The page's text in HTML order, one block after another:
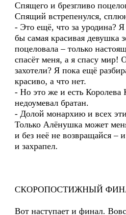
Спящего и брезгливо
Спящий встрепенулся,
- Это ещё, что за уродина?
бы самая красивая девушка
поцеловала – только
спасёт меня, а я спасу мир!
захотели? Я пока ещё
красиво, а что нет.
- Но это же и есть Королева
недоумевал братан.
- Долой монархию и всех
Только Алёнушка может
и без неё не возвращайся –
и захрапел.
СКОРОПОСТИЖНЫЙ
Вот наступает и финал.